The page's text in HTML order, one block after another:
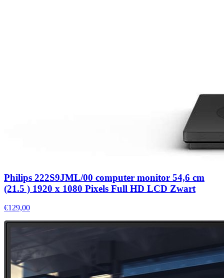
Philips 222S9JML/00 computer monitor 54,6 cm
(21.5 ) 1920 x 1080 Pixels Full HD LCD Zwart
€129,00